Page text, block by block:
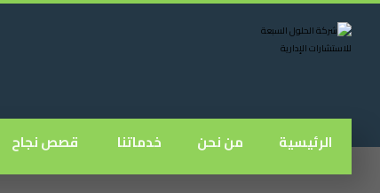
الرئيسية من نحن خدماتنا قصص نجاح